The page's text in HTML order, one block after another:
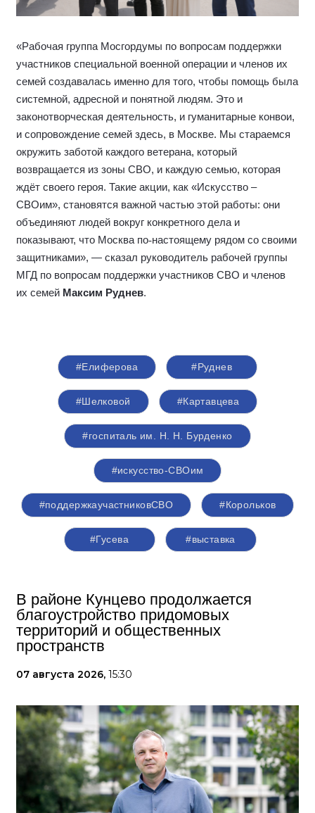
«Рабочая группа Мосгордумы по вопросам поддержки
участников специальной военной операции и членов их
семей создавалась именно для того, чтобы помощь была
системной, адресной и понятной людям. Это и
законотворческая деятельность, и гуманитарные конвои,
и сопровождение семей здесь, в Москве. Мы стараемся
окружить заботой каждого ветерана, который
возвращается из зоны СВО, и каждую семью, которая
ждёт своего героя. Такие акции, как «Искусство –
СВОим», становятся важной частью этой работы: они
объединяют людей вокруг конкретного дела и
показывают, что Москва по‑настоящему рядом со своими
защитниками», — сказал руководитель рабочей группы
МГД по вопросам поддержки участников СВО и членов
их семей Максим Руднев.
#Елиферова #Руднев
#Шелковой #Картавцева
#госпиталь им. Н. Н. Бурденко
#искусство-СВОим
#поддержкаучастниковСВО #Корольков
#Гусева #выставка
В районе Кунцево продолжается
благоустройство придомовых
территорий и общественных
пространств
07 августа 2026, 15:30